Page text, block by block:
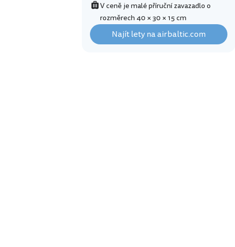
V ceně je malé příruční zavazadlo o
rozměrech 40 × 30 × 15 cm
Najít lety na airbaltic.com